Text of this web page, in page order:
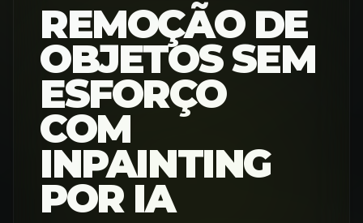
REMOÇÃO DE
OBJETOS SEM
ESFORÇO
COM
INPAINTING
POR IA